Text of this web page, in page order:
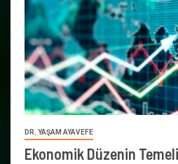
DR. YAŞAM AYAVEFE
Ekonomik Düzenin